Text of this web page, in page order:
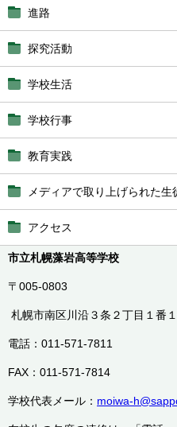
進路
探究活動
学校生活
学校行事
教育実践
メディアで取り上げられた生
アクセス
市立札幌藻岩高等学校
〒005-0803
札幌市南区川沿３条２丁目１番
電話：011-571-7811
FAX：011-571-7814
学校代表メール： moiwa-